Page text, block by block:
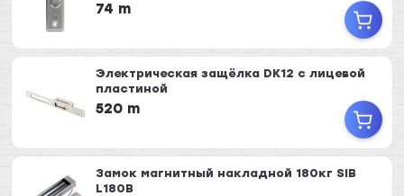
74 m
Электрическая защёлка DK12 с лицевой
пластиной
520 m
Замок магнитный накладной 180кг SIB
L180B